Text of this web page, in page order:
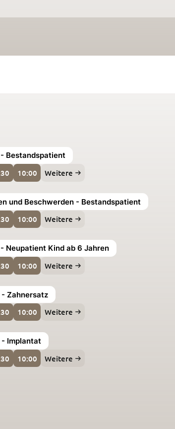
Bestandspatient
10:00 Weitere
und Beschwerden - Bestandspatient
10:00 Weitere
Neupatient Kind ab 6 Jahren
10:00 Weitere
Zahnersatz
10:00 Weitere
- Implantat
10:00 Weitere